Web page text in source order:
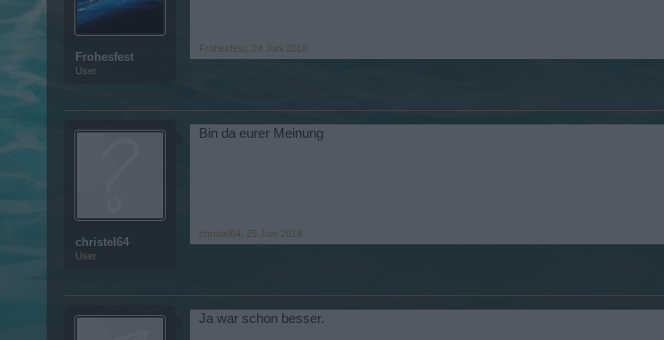
Frohesfest
User
Frohesfest 24 Juni 2018
christel64
User
Bin da eurer Meinung
christel64 25 Juni 2018
Ja war schon besser.